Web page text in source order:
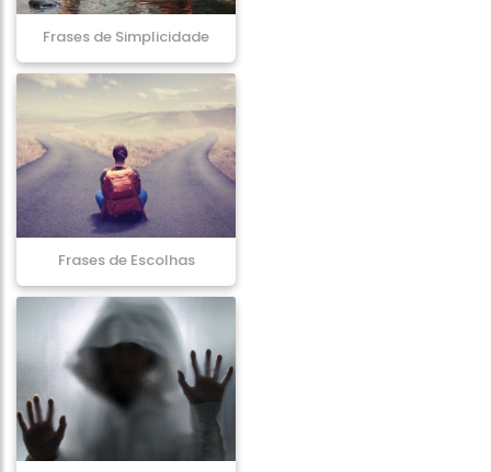
Frases de Simplicidade
Frases de Escolhas